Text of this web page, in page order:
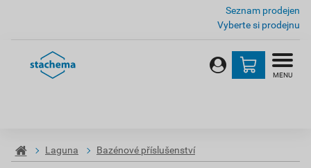
Seznam prodejen
Vyberte si prodejnu
MENU
Laguna Bazénové příslušenství